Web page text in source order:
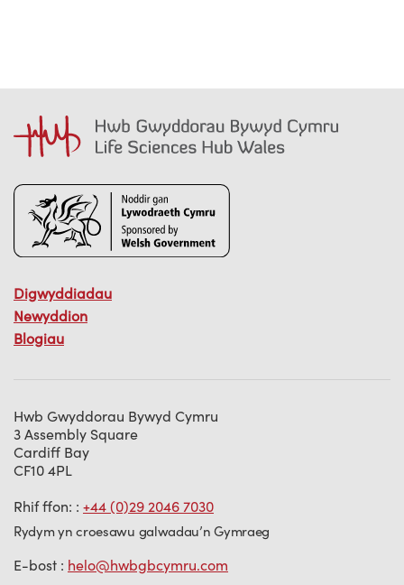
Digwyddiadau
Newyddion
Blogiau
Hwb Gwyddorau Bywyd Cymru
3 Assembly Square
Cardiff Bay
CF10 4PL
Rhif ffon: : +44 (0)29 2046 7030
Rydym yn croesawu galwadau’n Gymraeg
E-bost : helo@hwbgbcymru.com